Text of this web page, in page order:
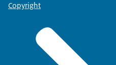
Copyright